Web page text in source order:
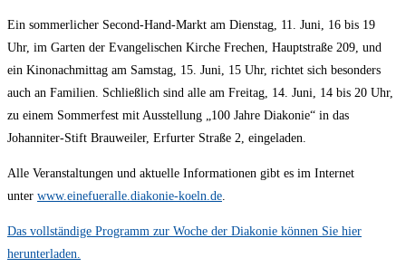
Ein sommerlicher Second-Hand-Markt am Dienstag, 11. Juni, 16 bis 19
Uhr, im Garten der Evangelischen Kirche Frechen, Hauptstraße 209, und
ein Kinonachmittag am Samstag, 15. Juni, 15 Uhr, richtet sich besonders
auch an Familien. Schließlich sind alle am Freitag, 14. Juni, 14 bis 20 Uhr,
zu einem Sommerfest mit Ausstellung „100 Jahre Diakonie“ in das
Johanniter-Stift Brauweiler, Erfurter Straße 2, eingeladen.
Alle Veranstaltungen und aktuelle Informationen gibt es im Internet
unter www.einefueralle.diakonie-koeln.de.
Das vollständige Programm zur Woche der Diakonie können Sie hier
herunterladen.